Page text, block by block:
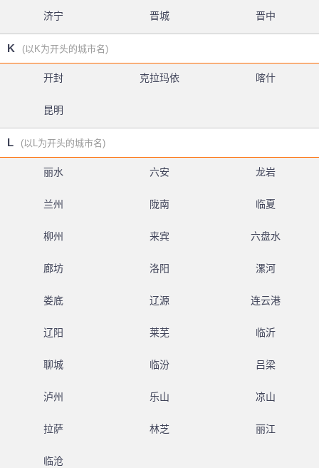
济宁 晋城 晋中
K (以K为开头的城市名)
开封 克拉玛依 喀什
昆明
L (以L为开头的城市名)
丽水 六安 龙岩
兰州 陇南 临夏
柳州 来宾 六盘水
廊坊 洛阳 漯河
娄底 辽源 连云港
辽阳 莱芜 临沂
聊城 临汾 吕梁
泸州 乐山 凉山
拉萨 林芝 丽江
临沧